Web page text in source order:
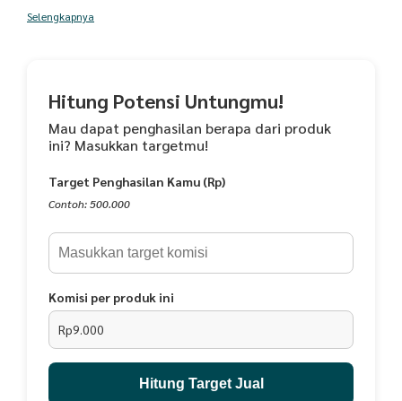
Cara Pemakaian: Cukup ambil produk secukupnya, gosokan ke telapak
Kandungan :
Radiancyl
Bio-Keratin
Ijin Edar BPOM: NA18201001272
Masa simpan 1 tahun
Masa kadaluarsa 1 tahun
Selengkapnya
Hitung Potensi Untungmu!
Mau dapat penghasilan berapa dari produk
ini? Masukkan targetmu!
Target Penghasilan Kamu (Rp)
Contoh: 500.000
Komisi per produk ini
Rp9.000
Hitung Target Jual